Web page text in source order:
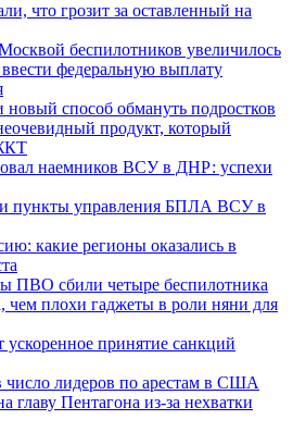
что грозит за оставленный на
беспилотников увеличилось
федеральную выплату
способ обмануть подростков
продукт, который
наемников ВСУ в ДНР: успехи
пункты управления БПЛА ВСУ в
какие регионы оказались в
ПВО сбили четыре беспилотника
чем плохи гаджеты в роли няни для
принятие санкций
лидеров по арестам в США
главу Пентагона из-за нехватки